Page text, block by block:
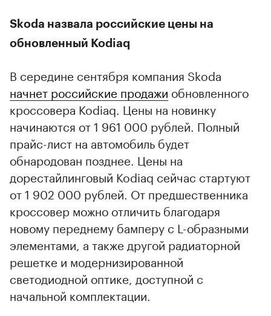
Skoda назвала российские цены на
обновленный Kodiaq
В середине сентября компания Skoda
начнет российские продажи обновленного
кроссовера Kodiaq. Цены на новинку
начинаются от 1 961 000 рублей. Полный
прайс-лист на автомобиль будет
обнародован позднее. Цены на
дорестайлинговый Kodiaq сейчас стартуют
от 1 902 000 рублей. От предшественника
кроссовер можно отличить благодаря
новому переднему бамперу с L-образными
элементами, а также другой радиаторной
решетке и модернизированной
светодиодной оптике, доступной с
начальной комплектации.